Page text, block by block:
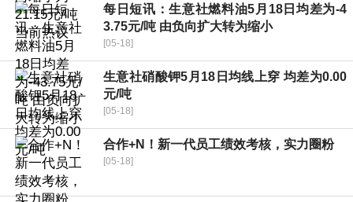
每日短讯：生意社燃料油5月18日均差为-4
3.75元/吨 由负向扩大转为缩小
[05-18]
生意社硝酸钾5月18日均线上穿 均差为0.00
元/吨
[05-18]
合作+N！新一代员工绩效考核，实力圈粉
[05-18]